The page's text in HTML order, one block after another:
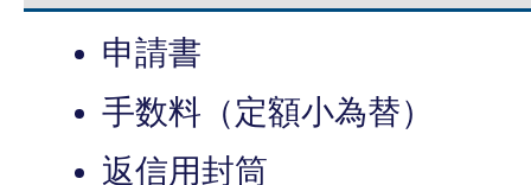
申請書
手数料（定額小為替）
返信用封筒